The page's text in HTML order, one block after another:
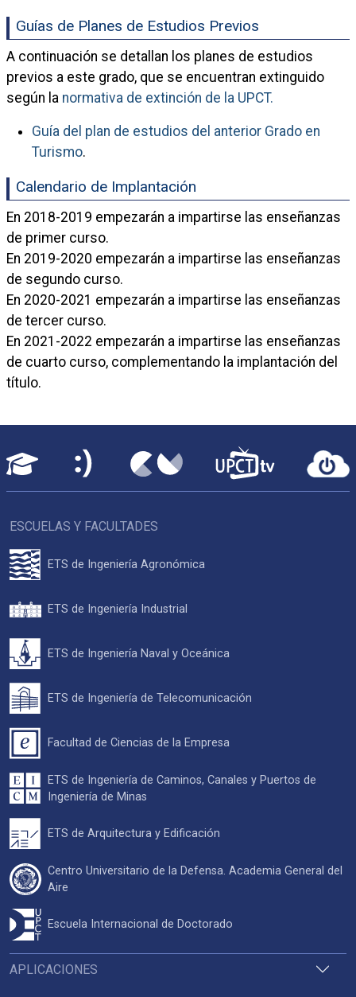
Guías de Planes de Estudios Previos
A continuación se detallan los planes de estudios
previos a este grado, que se encuentran extinguido
según la normativa de extinción de la UPCT.
Guía del plan de estudios del anterior Grado en
Turismo.
Calendario de Implantación
En 2018-2019 empezarán a impartirse las enseñanzas
de primer curso.
En 2019-2020 empezarán a impartirse las enseñanzas
de segundo curso.
En 2020-2021 empezarán a impartirse las enseñanzas
de tercer curso.
En 2021-2022 empezarán a impartirse las enseñanzas
de cuarto curso, complementando la implantación del
título.
APLICACIONES
ESCUELAS Y FACULTADES
ETS de Ingeniería Agronómica
ETS de Ingeniería Industrial
ETS de Ingeniería Naval y Oceánica
ETS de Ingeniería de Telecomunicación
Facultad de Ciencias de la Empresa
ETS de Ingeniería de Caminos, Canales y Puertos de
Ingeniería de Minas
ETS de Arquitectura y Edificación
Centro Universitario de la Defensa. Academia General del
Aire
Escuela Internacional de Doctorado